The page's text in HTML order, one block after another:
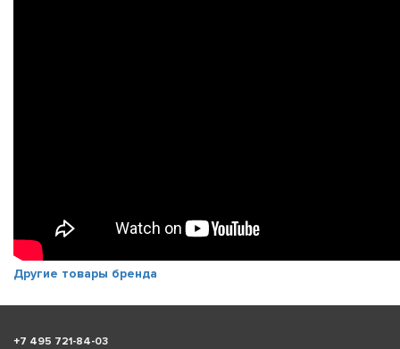
Другие товары бренда
+7 495 721-84-03